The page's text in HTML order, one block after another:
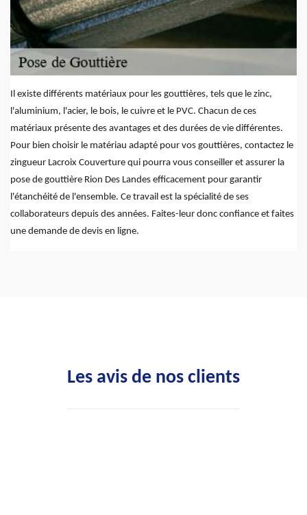
Il existe différents matériaux pour les gouttières, tels que le zinc,
l'aluminium, l'acier, le bois, le cuivre et le PVC. Chacun de ces
matériaux présente des avantages et des durées de vie différentes.
Pour bien choisir le matériau adapté pour vos gouttières, contactez le
zingueur Lacroix Couverture qui pourra vous conseiller et assurer la
pose de gouttière Rion Des Landes efficacement pour garantir
l'étanchéité de l'ensemble. Ce travail est la spécialité de ses
collaborateurs depuis des années. Faites-leur donc confiance et faites
une demande de devis en ligne.
Les avis de nos clients